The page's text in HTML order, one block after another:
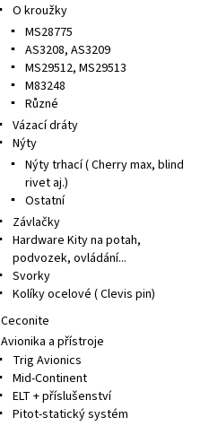
O kroužky
MS28775
AS3208, AS3209
MS29512, MS29513
M83248
Různé
Vázací dráty
Nýty
Nýty trhací ( Cherry max, blind
rivet aj.)
Ostatní
Závlačky
Hardware Kity na potah,
podvozek, ovládání...
Svorky
Kolíky ocelové ( Clevis pin)
Ceconite
Avionika a přístroje
Trig Avionics
Mid-Continent
ELT + příslušenství
Pitot-statický systém